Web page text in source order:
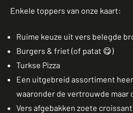
Enkele toppers van onze kaart:
Ruime keuze uit vers belegde
Burgers & friet (of patat 😋)
Turkse Pizza
Een uitgebreid assortiment
waaronder de vertrouwde maar
Vers afgebakken zoete